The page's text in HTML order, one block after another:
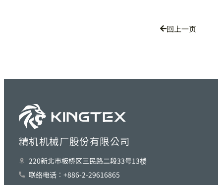
回上一页
精机机械厂股份有限公司
220新北巿板桥区三民路二段33号13楼
联络电话︰+886-2-29616865